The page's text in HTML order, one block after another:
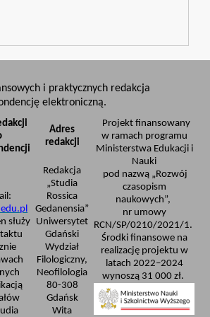
i praktycznych redakcja
elektroniczną.
Adres
redakcji
Projekt finansowany
w ramach programu
Ministerstwa Edukacji i
Nauki
pod nazwą „Rozwój
czasopism
naukowych”,
nr umowy
RCN/SP/0210/2021/1.
Środki finansowe na
realizację projektu w
latach 2022–2024
wynoszą 31 000 zł.
służy
Redakcja
„Studia
Rossica
Gedanensia”
Uniwersytet
Gdański
Wydział
Filologiczny,
Neofilologia
80-308
Gdańsk
Wita